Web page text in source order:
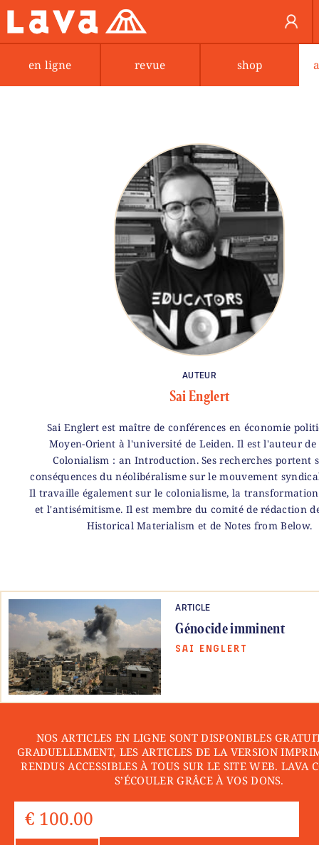
en ligne revue shop
AUTEUR
Sai Englert
Sai Englert est maître de conférences en économie
Moyen-Orient à l'université de Leiden. Il est l'auteur de
Colonialism : an Introduction. Ses recherches portent
conséquences du néolibéralisme sur le mouvement
Il travaille également sur le colonialisme, la
et l'antisémitisme. Il est membre du comité de rédaction
Historical Materialism et de Notes from Below.
ARTICLE
Génocide imminent
SAI ENGLERT
NOS ARTICLES EN LIGNE SONT DISPONIBLES
GRADUELLEMENT, LES ARTICLES DE LA VERSION
RENDUS ACCESSIBLES À TOUS SUR LE SITE WEB. LAVA
S’ÉCOULER GRÂCE À VOS DONS.